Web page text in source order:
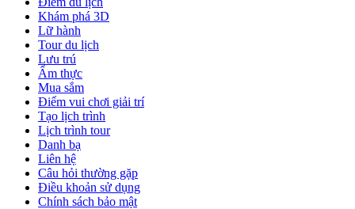
Khám phá 3D
Lữ hành
Tour du lịch
Lưu trú
Ẩm thực
Mua sắm
Điểm vui chơi giải trí
Tạo lịch trình
Lịch trình tour
Danh bạ
Liên hệ
Câu hỏi thường gặp
Điều khoản sử dụng
Chính sách bảo mật